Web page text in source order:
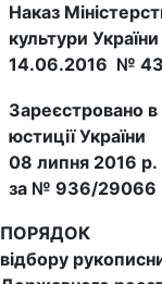
Наказ
культури України
14.06.2016 №
Зареєстровано в
юстиції України
08 липня 2016 р.
за № 936/29066
ПОРЯДОК
відбору